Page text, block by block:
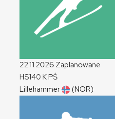
22.11.2026 Zaplanowane
HS140 KPŚ
Lillehammer
(NOR)